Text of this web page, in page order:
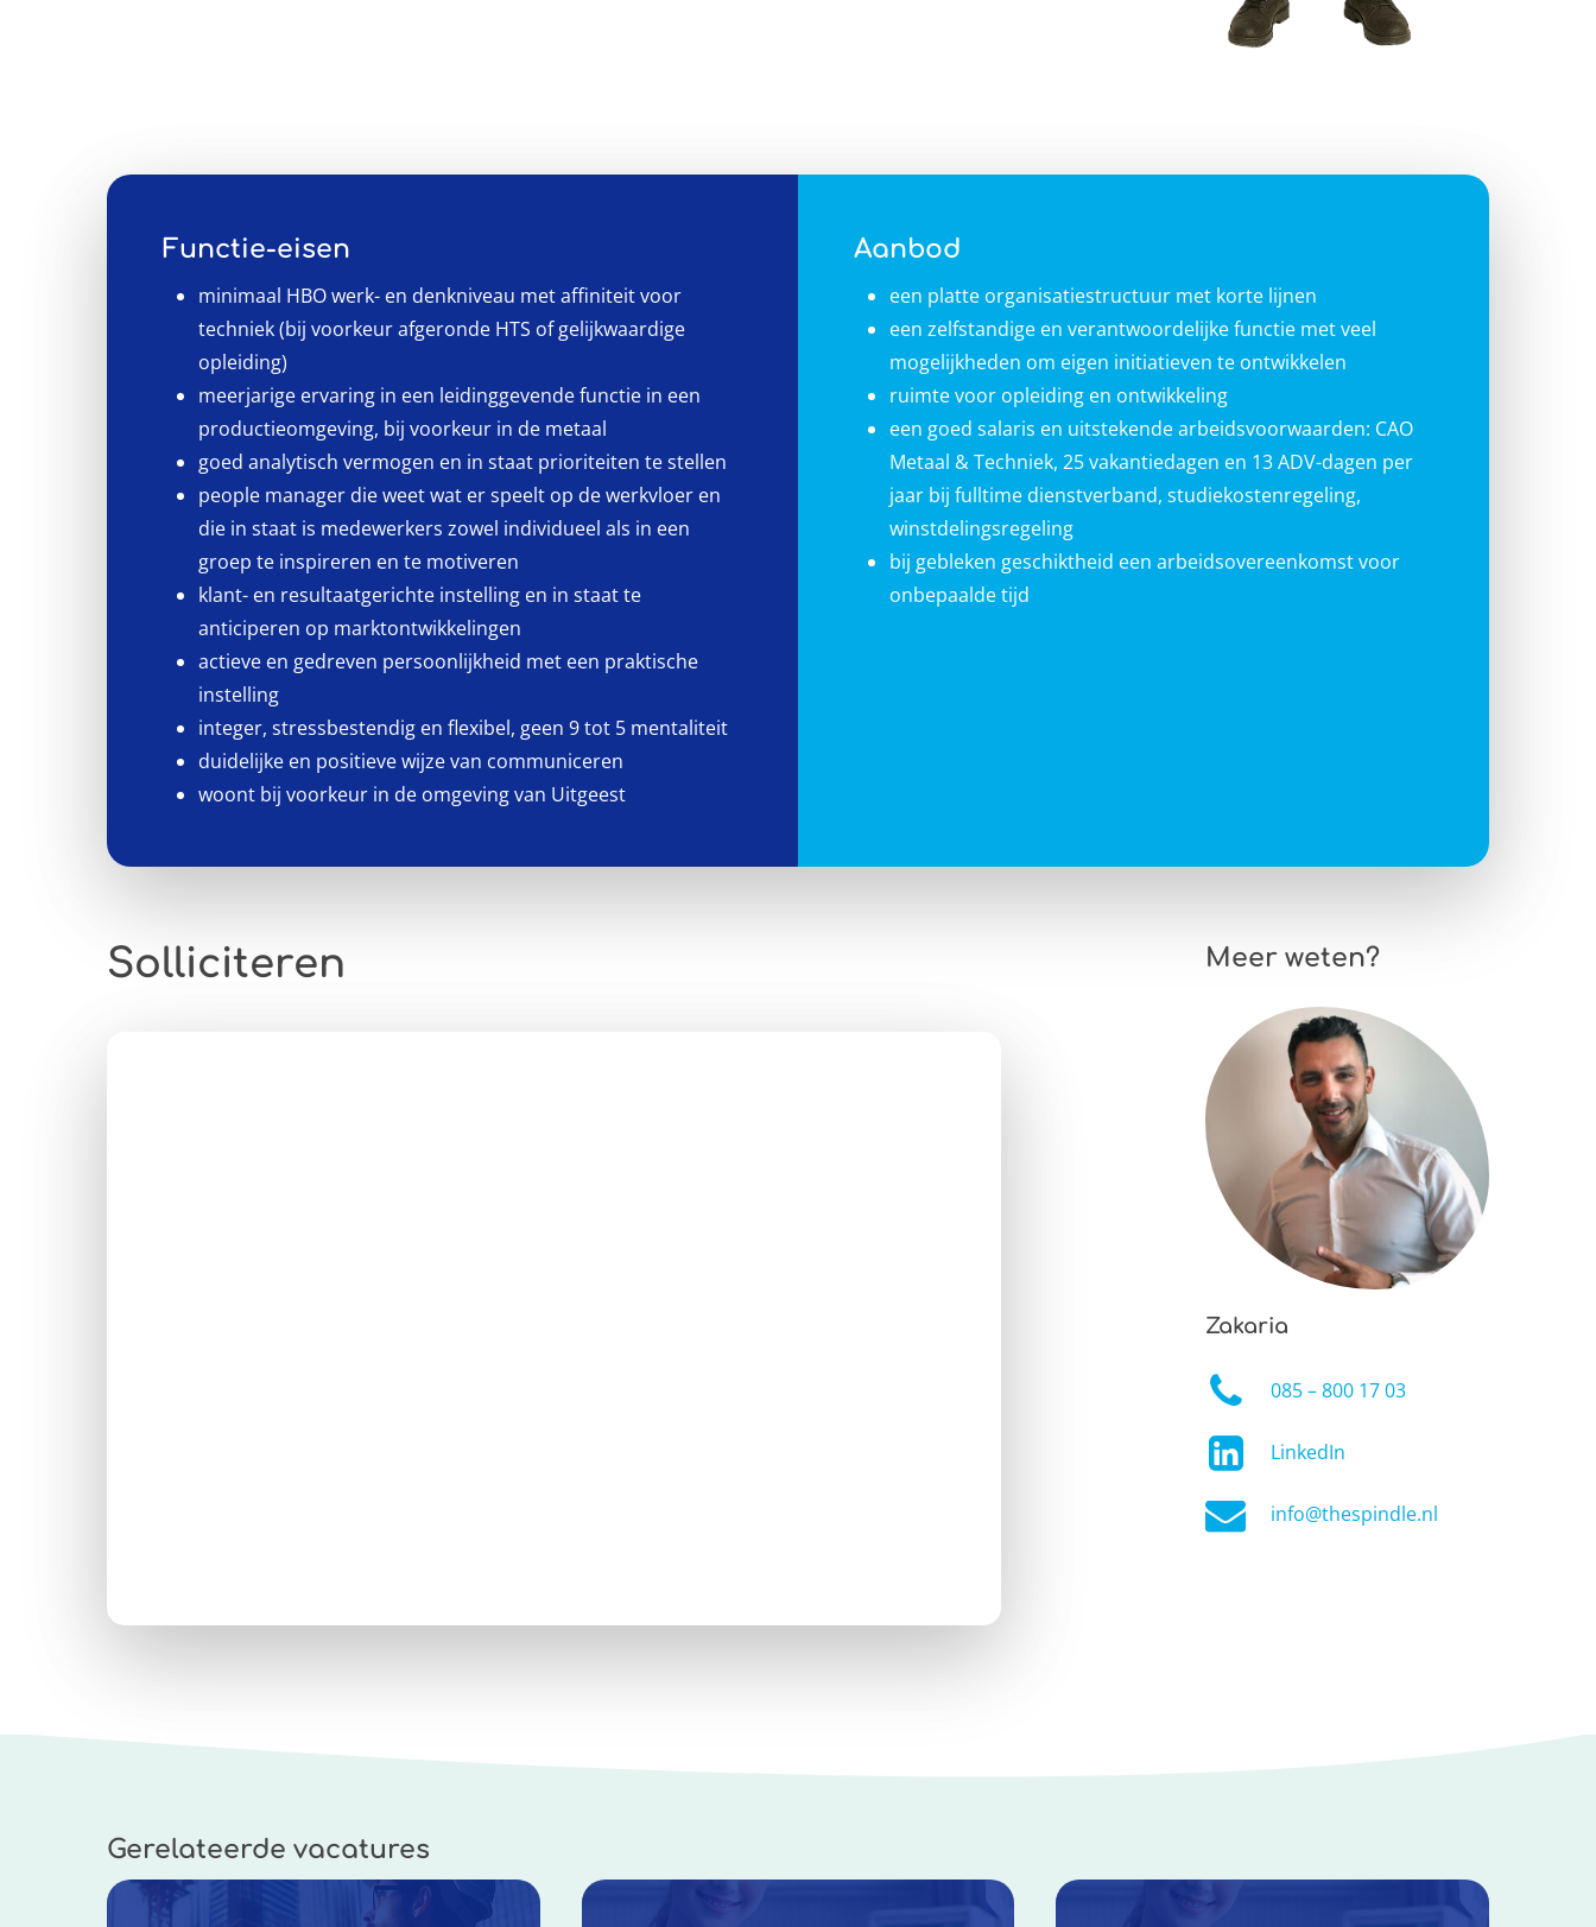
Functie-eisen
minimaal HBO werk- en denkniveau met affiniteit voor
techniek (bij voorkeur afgeronde HTS of gelijkwaardige
opleiding)
meerjarige ervaring in een leidinggevende functie in een
productieomgeving, bij voorkeur in de metaal
goed analytisch vermogen en in staat prioriteiten te stellen
people manager die weet wat er speelt op de werkvloer en
die in staat is medewerkers zowel individueel als in een
groep te inspireren en te motiveren
klant- en resultaatgerichte instelling en in staat te
anticiperen op marktontwikkelingen
actieve en gedreven persoonlijkheid met een praktische
instelling
integer, stressbestendig en flexibel, geen 9 tot 5 mentaliteit
duidelijke en positieve wijze van communiceren
woont bij voorkeur in de omgeving van Uitgeest
Aanbod
een platte organisatiestructuur met korte lijnen
een zelfstandige en verantwoordelijke functie met veel
mogelijkheden om eigen initiatieven te ontwikkelen
ruimte voor opleiding en ontwikkeling
een goed salaris en uitstekende arbeidsvoorwaarden: CAO
Metaal & Techniek, 25 vakantiedagen en 13 ADV-dagen per
jaar bij fulltime dienstverband, studiekostenregeling,
winstdelingsregeling
bij gebleken geschiktheid een arbeidsovereenkomst voor
onbepaalde tijd
Solliciteren Meer weten?
Zakaria
085 – 800 17 03
LinkedIn
info@thespindle.nl
Gerelateerde vacatures